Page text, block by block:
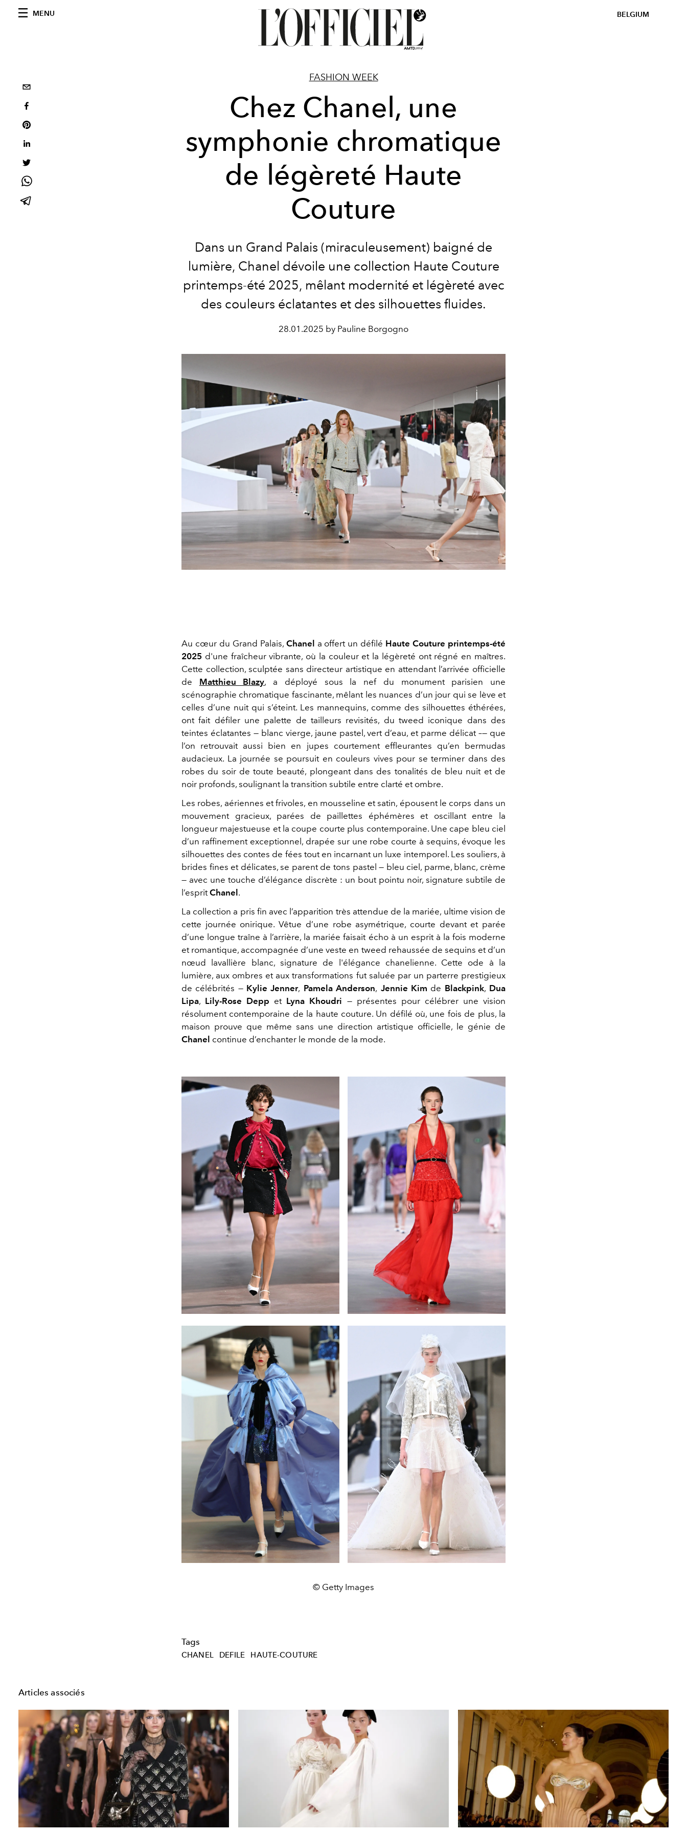
MENU BELGIUM
FASHION WEEK
Chez Chanel, une
symphonie chromatique
de légèreté Haute
Couture
Dans un Grand Palais (miraculeusement) baigné de
lumière, Chanel dévoile une collection Haute Couture
printemps-été 2025, mêlant modernité et légèreté avec
des couleurs éclatantes et des silhouettes fluides.
28.01.2025 by Pauline Borgogno
Au cœur du Grand Palais, Chanel a offert un défilé Haute Couture printemps-été
2025 d'une fraîcheur vibrante, où la couleur et la légèreté ont régné en maîtres.
Cette collection, sculptée sans directeur artistique en attendant l’arrivée officielle
de Matthieu Blazy, a déployé sous la nef du monument parisien une
scénographie chromatique fascinante, mêlant les nuances d’un jour qui se lève et
celles d’une nuit qui s’éteint. Les mannequins, comme des silhouettes éthérées,
ont fait défiler une palette de tailleurs revisités, du tweed iconique dans des
teintes éclatantes — blanc vierge, jaune pastel, vert d’eau, et parme délicat –— que
l’on retrouvait aussi bien en jupes courtement effleurantes qu’en bermudas
audacieux. La journée se poursuit en couleurs vives pour se terminer dans des
robes du soir de toute beauté, plongeant dans des tonalités de bleu nuit et de
noir profonds, soulignant la transition subtile entre clarté et ombre.
Les robes, aériennes et frivoles, en mousseline et satin, épousent le corps dans un
mouvement gracieux, parées de paillettes éphémères et oscillant entre la
longueur majestueuse et la coupe courte plus contemporaine. Une cape bleu ciel
d’un raffinement exceptionnel, drapée sur une robe courte à sequins, évoque les
silhouettes des contes de fées tout en incarnant un luxe intemporel. Les souliers, à
brides fines et délicates, se parent de tons pastel — bleu ciel, parme, blanc, crème
— avec une touche d’élégance discrète : un bout pointu noir, signature subtile de
l’espritChanel .
La collection a pris fin avec l’apparition très attendue de la mariée, ultime vision de
cette journée onirique. Vêtue d’une robe asymétrique, courte devant et parée
d’une longue traîne à l’arrière, la mariée faisait écho à un esprit à la fois moderne
et romantique, accompagnée d’une veste en tweed rehaussée de sequins et d’un
nœud lavallière blanc, signature de l'élégance chanelienne. Cette ode à la
lumière, aux ombres et aux transformations fut saluée par un parterre prestigieux
de célébrités — Kylie Jenner, Pamela Anderson, Jennie Kim de Blackpink, Dua
Lipa, Lily-Rose Depp etLyna Khoudri — présentes pour célébrer une vision
résolument contemporaine de la haute couture. Un défilé où, une fois de plus, la
maison prouve que même sans une direction artistique officielle, le génie de
Chanel continue d’enchanter le monde de la mode.
© Getty Images
Tags
CHANEL DEFILE HAUTE-COUTURE
Articles associés